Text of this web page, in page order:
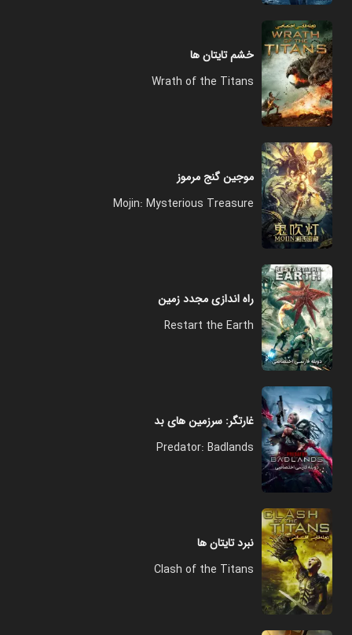
خشم تایتان ها
Wrath of the Titans
موجین گنج مرموز
Mojin: Mysterious Treasure
راه اندازی مجدد زمین
Restart the Earth
غارتگر: سرزمین‌ های بد
Predator: Badlands
نبرد تایتان ها
Clash of the Titans